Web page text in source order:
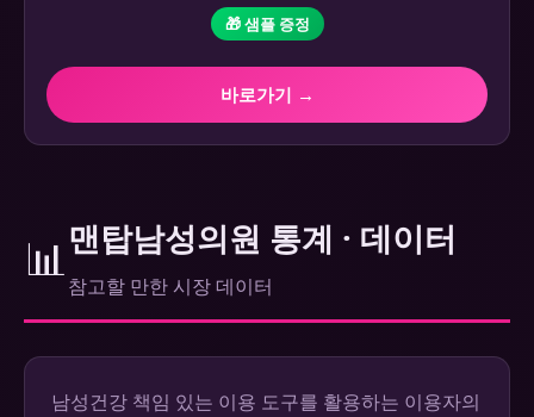
🎁 샘플 증정
바로가기 →
📊 맨탑남성의원 통계 · 데이터
참고할 만한 시장 데이터
남성건강 책임 있는 이용 도구를 활용하는 이용자의